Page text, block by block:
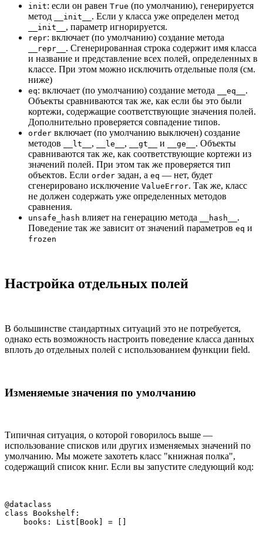
init: если он равен True (по умолчанию), генерируется
метод
__init__ . Если у класса уже определен метод
__init__ , параметр игнорируется.
repr: включает (по умолчанию) создание метода
__repr__ . Сгенерированная строка содержит имя класса
и название и представление всех полей, определенных в
классе. При этом можно исключить отдельные поля (см.
ниже)
eq: включает (по умолчанию) создание метода __eq__ .
Объекты сравниваются так же, как если бы это были
кортежи, содержащие соответствующие значения полей.
Дополнительно проверяется совпадение типов.
order включает (по умолчанию выключен) создание
методов
__lt__ , __le__ , __gt__ и __ge__ . Объекты
сравниваются так же, как соответствующие кортежи из
значений полей. При этом так же проверяется тип
объектов. Если order задан, а eq — нет, будет
сгенерировано исключение ValueError. Так же, класс
не должен содержать уже определенных методов
сравнения.
unsafe_hash влияет на генерацию метода __hash__ .
Поведение так же зависит от значений параметров eq и
frozen
Настройка отдельных полей
В большинстве стандартных ситуаций это не потребуется,
однако есть возможность настроить поведение класса данных
вплоть до отдельных полей с использованием функции field.
Изменяемые значения по умолчанию
Типичная ситуация, о которой говорилось выше —
использование списков или других изменяемых значений по
умолчанию. Мы можете захотеть класс "книжная полка",
содержащий список книг. Если вы запустите следующий код:
@dataclass
class Bookshelf:
    books: List[Book] = []